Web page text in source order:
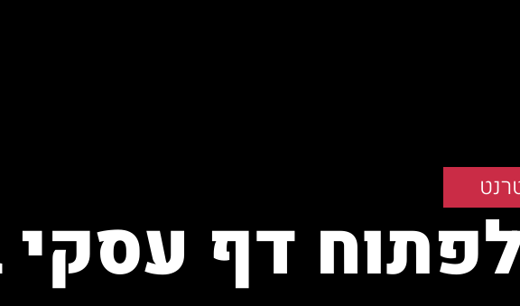
דף עסקי